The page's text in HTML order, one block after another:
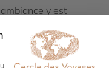
y est
sensation
îles,
rappellent même